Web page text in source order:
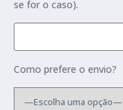
se for o caso).
Como prefere o envio?